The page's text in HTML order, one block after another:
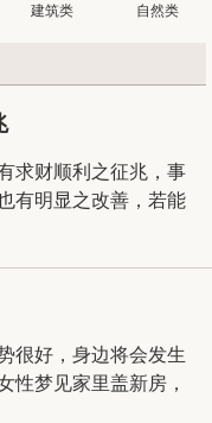
建筑类 自然类
求财顺利之征兆，事
有明显之改善，若能
很好，身边将会发生
性梦见家里盖新房，